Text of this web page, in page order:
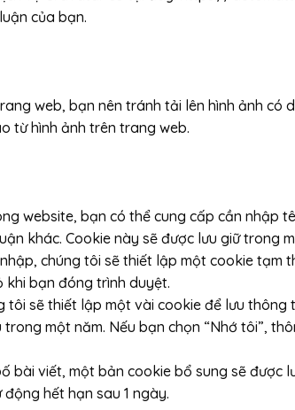
của bạn.
web, bạn nên tránh tải lên hình ảnh có
từ hình ảnh trên trang web.
website, bạn có thể cung cấp cần nhập
khác. Cookie này sẽ được lưu giữ trong
chúng tôi sẽ thiết lập một cookie tạm
khi bạn đóng trình duyệt.
tôi sẽ thiết lập một vài cookie để lưu
một năm. Nếu bạn chọn “Nhớ tôi”,
bài viết, một bản cookie bổ sung sẽ
hết hạn sau 1 ngày.